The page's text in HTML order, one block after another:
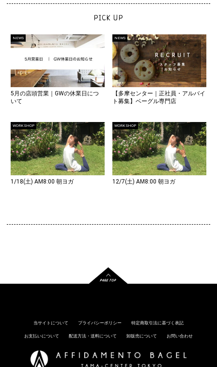
PICK UP
5月の店頭営業｜GWの休業日につ
いて
NEWS
【多摩センター｜正社員・アルバイ
ト募集】ベーグル専門店
NEWS
1/18(土) AM8:00 朝ヨガ
WORK SHOP
12/7(土) AM8:00 朝ヨガ
WORK SHOP
当サイトについて プライバシーポリシー 特定商取引法に基づく表記
お支払いについて 配送方法・送料について 卸販売について お問い合わせ